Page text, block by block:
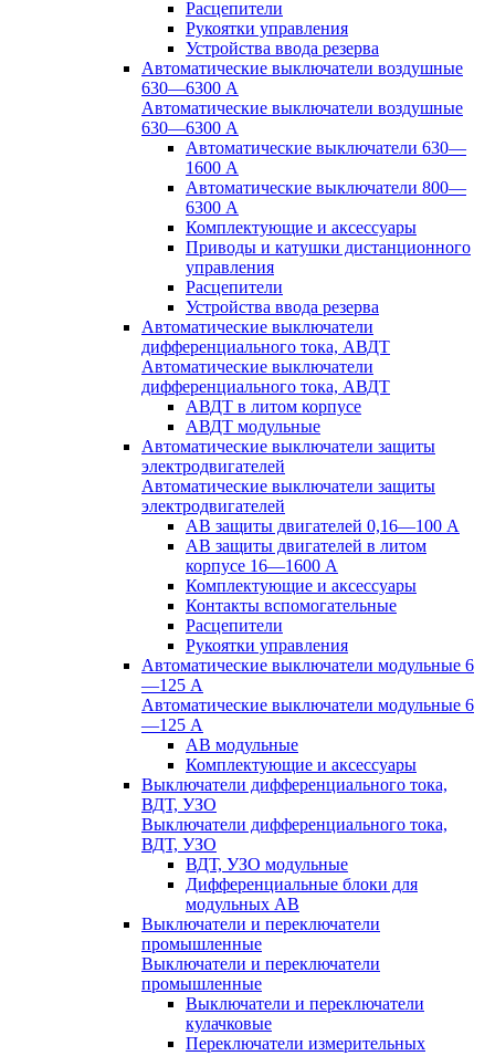
Расцепители
Рукоятки управления
Устройства ввода резерва
Автоматические выключатели воздушные
630—6300 А
Автоматические выключатели воздушные
630—6300 А
Автоматические выключатели 630—
1600 А
Автоматические выключатели 800—
6300 А
Комплектующие и аксессуары
Приводы и катушки дистанционного
управления
Расцепители
Устройства ввода резерва
Автоматические выключатели
дифференциального тока, АВДТ
Автоматические выключатели
дифференциального тока, АВДТ
АВДТ в литом корпусе
АВДТ модульные
Автоматические выключатели защиты
электродвигателей
Автоматические выключатели защиты
электродвигателей
АВ защиты двигателей 0,16—100 А
АВ защиты двигателей в литом
корпусе 16—1600 А
Комплектующие и аксессуары
Контакты вспомогательные
Расцепители
Рукоятки управления
Автоматические выключатели модульные 6
—125 А
Автоматические выключатели модульные 6
—125 А
АВ модульные
Комплектующие и аксессуары
Выключатели дифференциального тока,
ВДТ, УЗО
Выключатели дифференциального тока,
ВДТ, УЗО
ВДТ, УЗО модульные
Дифференциальные блоки для
модульных АВ
Выключатели и переключатели
промышленные
Выключатели и переключатели
промышленные
Выключатели и переключатели
кулачковые
Переключатели измерительных